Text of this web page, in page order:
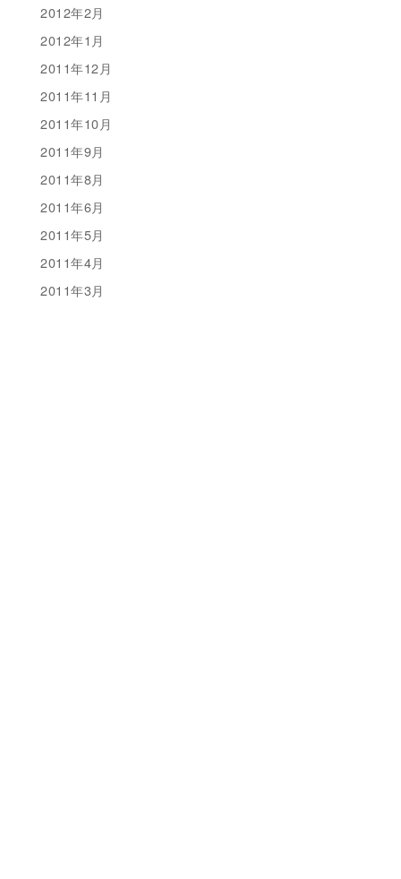
2012年2月
2012年1月
2011年12月
2011年11月
2011年10月
2011年9月
2011年8月
2011年6月
2011年5月
2011年4月
2011年3月